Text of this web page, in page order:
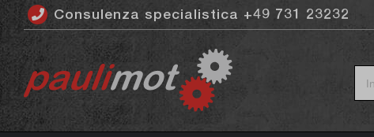
principale
Consulenza specialistica +49 731 23232